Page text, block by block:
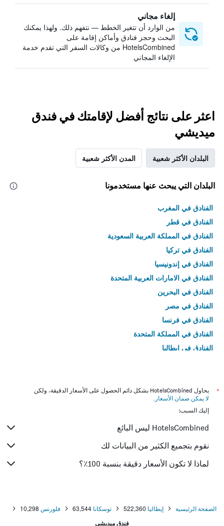
إلغاء مجاني
من الوارد أن تتغير الخطط — نتفهم ذلك. ولهذا يمكنك
البحث وحجز فنادق وأماكن إقامة على
HotelsCombined من وكالات السفر التي تقدم خدمة
الإلغاء المجاني
اعثر على نتائج أفضل لإقامتك في فندق
ميديشي
البلدان الأكثر شعبية المدن الأكثر شعبية
البلدان التي يبحث عنها مستخدمونا
الفنادق في المغرب
الفنادق في قطر
الفنادق في المملكة العربية السعودية
الفنادق في تركيا
الفنادق في إندونيسيا
الفنادق في الامارات العربية المتحدة
الفنادق في البحرين
الفنادق في مصر
الفنادق في فرنسا
الفنادق في المملكة المتحدة
الفنادق في إيطاليا
*
يحاول HotelsCombined بشكل دائم الحصول على الأسعار الدقيقة، ولكن
لا يمكن ضمان الأسعار .
إليك السبب:
HotelsCombined ليس البائع
نقوم بتجميع الكثير من البيانات لك
لماذا لا تكون الأسعار دقيقة بنسبة 100٪؟
الصفحة الرئيسية إيطاليا 522,360 توسكانا 63,544 فلورنس 10,298
فندق ميديشي